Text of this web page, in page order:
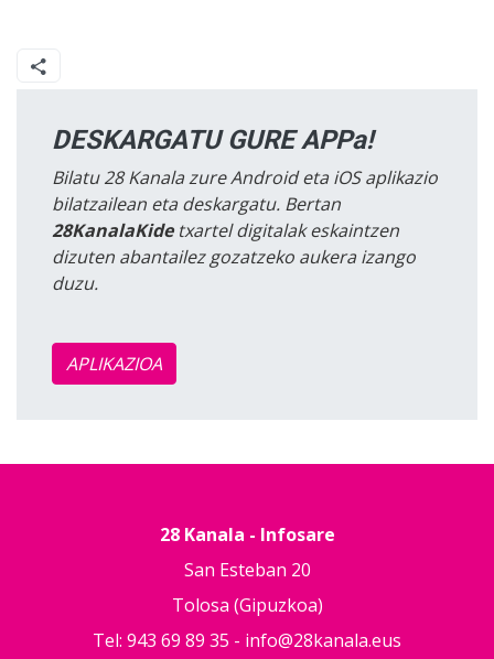
DESKARGATU GURE APPa!
Bilatu 28 Kanala zure Android eta iOS aplikazio
bilatzailean eta deskargatu. Bertan
28KanalaKidetxartel digitalak eskaintzen
dizuten abantailez gozatzeko aukera izango
duzu.
APLIKAZIOA
28 Kanala - Infosare
San Esteban 20
Tolosa (Gipuzkoa)
Tel: 943 69 89 35 - info@28kanala.eus